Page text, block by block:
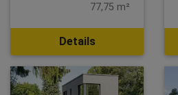
77,75 m²
Details